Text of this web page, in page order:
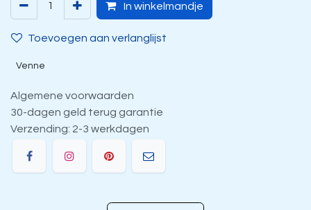
In winkelmandje
Toevoegen aan verlanglijst
Venne
Algemene voorwaarden
30-dagen geld terug garantie
Verzending: 2-3 werkdagen